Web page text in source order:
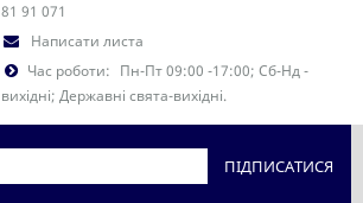
81 91 071
Написати листа
Час роботи: Пн-Пт 09:00 -17:00; Сб-Нд -
вихідні; Державні свята-вихідні.